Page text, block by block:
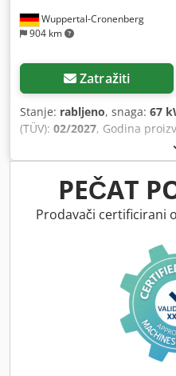
Wuppertal-Cronenberg
904 km
Zatražiti
Stanje: rabljeno, snaga: 67
(TÜV): 02/2027, Godina
kabina, klima
kotača,
PEČAT
Prodavači certificirani